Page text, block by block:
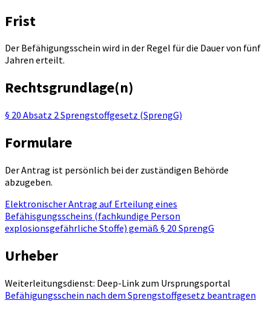
Frist
Der Befähigungsschein wird in der Regel für die Dauer von fünf
Jahren erteilt.
Rechtsgrundlage(n)
§ 20 Absatz 2 Sprengstoffgesetz (SprengG)
Formulare
Der Antrag ist persönlich bei der zuständigen Behörde
abzugeben.
Elektronischer Antrag auf Erteilung eines
Befähisgungsscheins (fachkundige Person
explosionsgefährliche Stoffe) gemäß § 20 SprengG
Urheber
Weiterleitungsdienst: Deep-Link zum Ursprungsportal
Befähigungsschein nach dem Sprengstoffgesetz beantragen